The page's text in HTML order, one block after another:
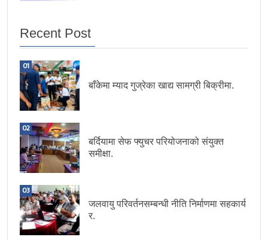
Recent Post
01
बाँकेमा म्याद गुज्रेका खाद्य सामग्री बिक्रीमा.
02
बर्दियामा सेफ फ्युचर परियोजनाको संयुक्त
समीक्षा.
03
जलवायु परिवर्तनसम्बन्धी नीति निर्माणमा सहकार्य
र.